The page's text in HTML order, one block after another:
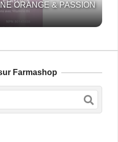
ORANGE & PASSION
Farmashop